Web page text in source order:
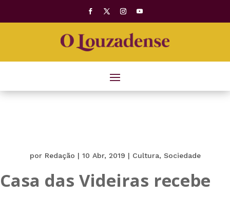
por Redação | 10 Abr, 2019 | Cultura, Sociedade
Casa das Videiras recebe